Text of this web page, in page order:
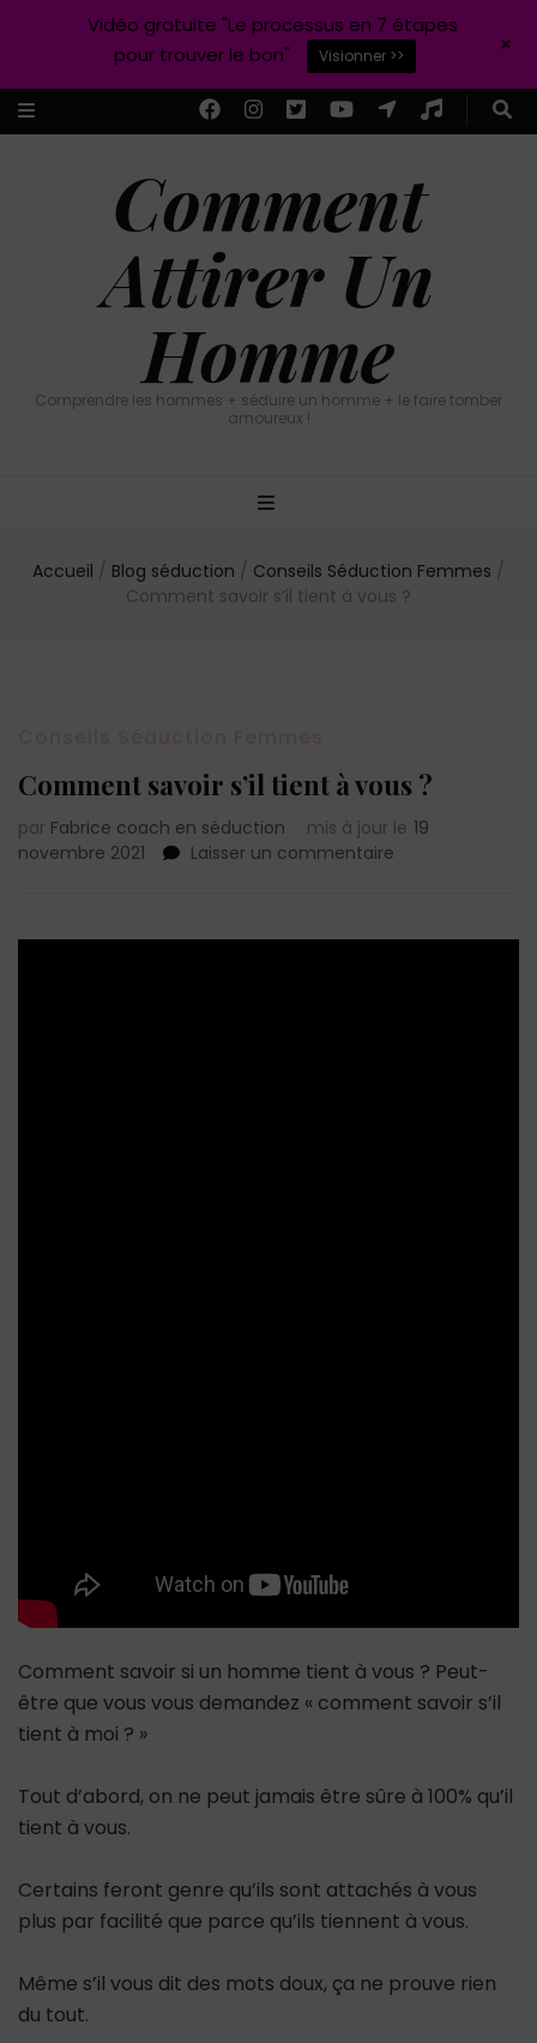
Comment
Attirer Un
Homme
Comprendre les hommes + séduire un homme + le faire tomber
amoureux !
Accueil / Blog séduction / Conseils Séduction Femmes /
Comment savoir s’il tient à vous ?
Comment savoir s’il tient à vous ?
par Fabrice coach en séduction mis à jour le 19
novembre 2021
Laisser un commentaire
Comment savoir si un homme tient à vous ? Peut-
être que vous vous demandez « comment savoir s’il
tient à moi ? »
Tout d’abord, on ne peut jamais être sûre à 100% qu’il
tient à vous.
Certains feront genre qu’ils sont attachés à vous
plus par facilité que parce qu’ils tiennent à vous.
Même s’il vous dit des mots doux, ça ne prouve rien
du tout.
Vidéo gratuite "Le processus en 7 étapes
pour trouver le bon"
Visionner >> +